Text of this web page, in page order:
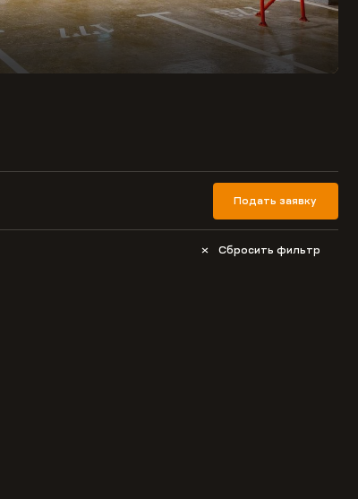
Подать заявку
Сбросить фильтр